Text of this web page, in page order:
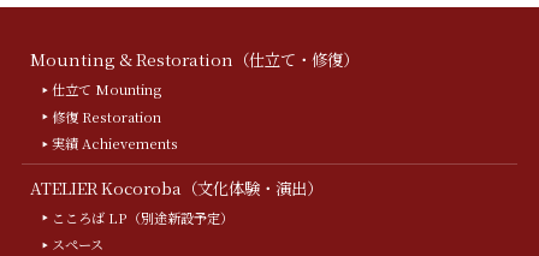
Mounting & Restoration（仕立て・修復）
仕立て Mounting
修復 Restoration
実績 Achievements
ATELIER Kocoroba（文化体験・演出）
こころば LP（別途新設予定）
スペース